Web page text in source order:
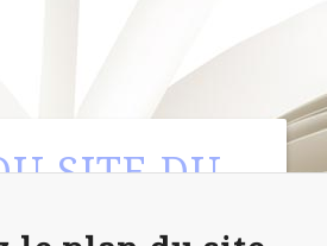
SITE DU
MOYSAN